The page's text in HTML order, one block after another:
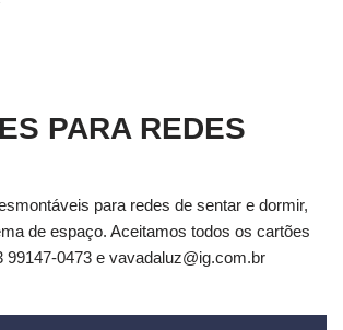
PARA REDES
para redes de sentar e dormir,
de espaço. Aceitamos todos os cartões
99147-0473 e vavadaluz@ig.com.br